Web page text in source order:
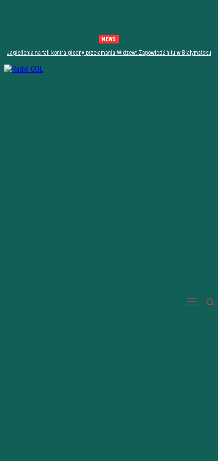
NEWS
Jagiellonia na fali kontra głodny przełamania Widzew: Zapowiedź hitu w Białymstoku